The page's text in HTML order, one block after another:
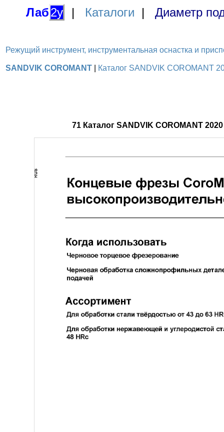
Лаб2у | Каталоги | Диаметр
Режущий инструмент, инструментальная оснастка и
SANDVIK COROMANT Каталог SANDVIK COROMANT
71 Каталог SANDVIK COROMANT